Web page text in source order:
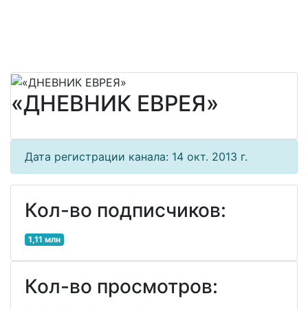
«ДНЕВНИК ЕВРЕЯ»
Дата регистрации канала: 14 окт. 2013 г.
Кол-во подписчиков:
1,11 млн
Кол-во просмотров: